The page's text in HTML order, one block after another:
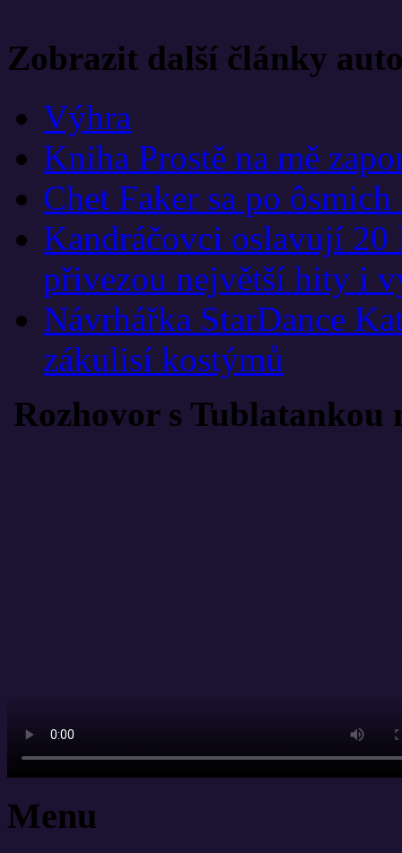
Zobrazit další články
Výhra
Kniha Prostě na mě
Chet Faker sa po
Kandráčovci oslavují 20
přivezou největší hity i
Návrhářka StarDance
zákulisí kostýmů
Rozhovor s Tublatankou
Menu